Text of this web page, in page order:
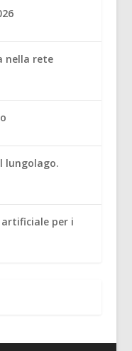
nella rete
lungolago.
per i